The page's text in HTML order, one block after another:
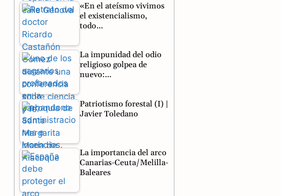
«En el ateísmo vivimos
el existencialismo,
todo…
La impunidad del odio
religioso golpea de
nuevo:…
Patriotismo forestal (I) |
Javier Toledano
La importancia del arco
Canarias-Ceuta/Melilla-
Baleares